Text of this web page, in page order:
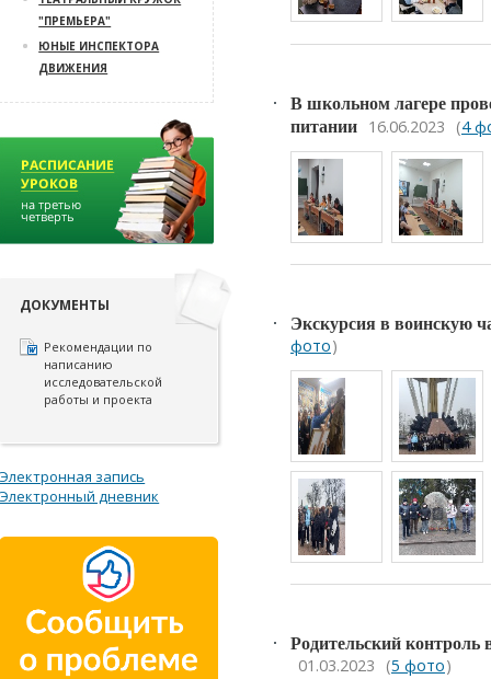
В школьном лагере
питании
16.06.2023 (4
Экскурсия в воинскую
фото)
Родительский контроль
01.03.2023 (5 фото)
"ПРЕМЬЕРА"
ЮНЫЕ ИНСПЕКТОРА
ДВИЖЕНИЯ
ДОКУМЕНТЫ
Рекомендации по
написанию
исследовательской
работы и проекта
Электронная запись
Электронный дневник